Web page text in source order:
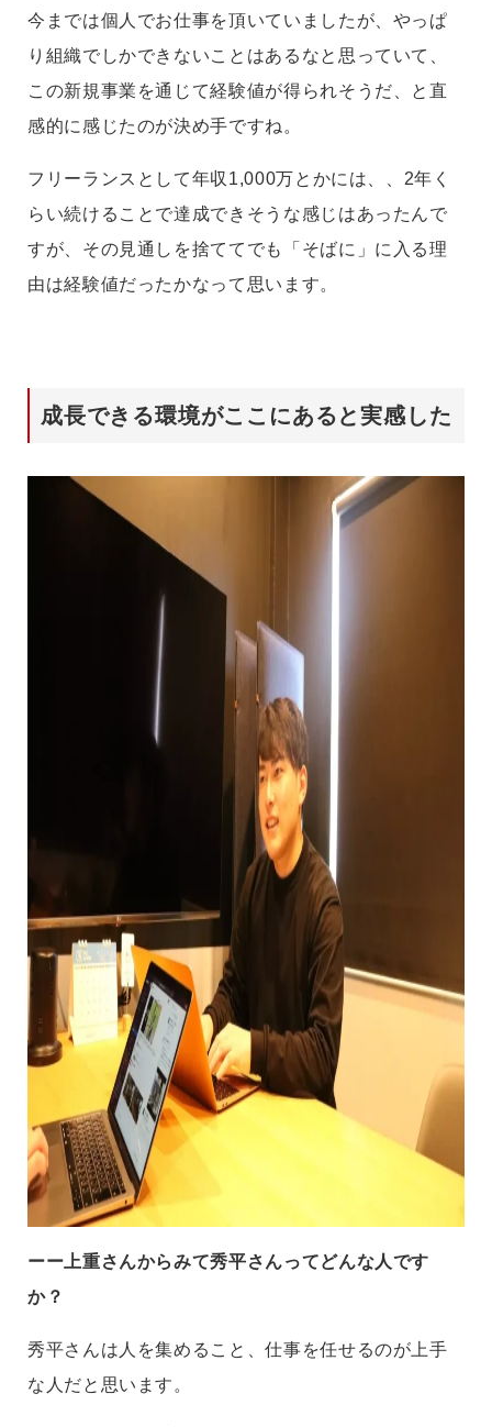
今までは個人でお仕事を頂いていましたが、やっぱ
り組織でしかできないことはあるなと思っていて、
この新規事業を通じて経験値が得られそうだ、と直
感的に感じたのが決め手ですね。
フリーランスとして年収1,000万とかには、、2年く
らい続けることで達成できそうな感じはあったんで
すが、その見通しを捨ててでも「そばに」に入る理
由は経験値だったかなって思います。
成長できる環境がここにあると実感した
ーー上重さんからみて秀平さんってどんな人です
か？
秀平さんは人を集めること、仕事を任せるのが上手
な人だと思います。